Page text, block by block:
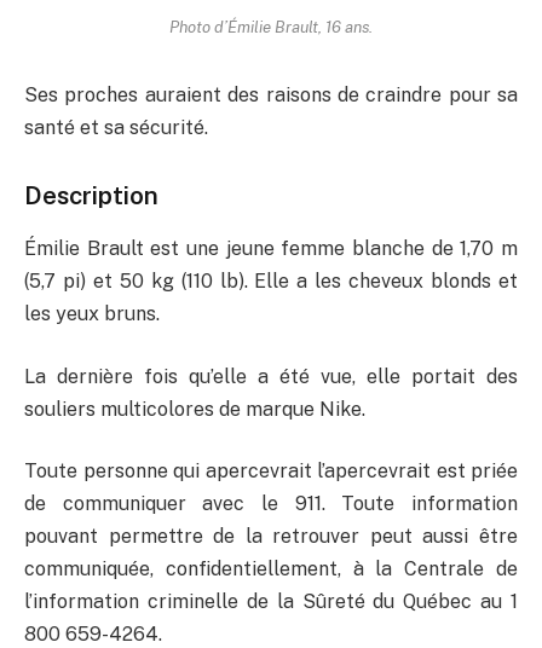
Photo d’Émilie Brault, 16 ans.
Ses proches auraient des raisons de craindre pour sa
santé et sa sécurité.
Description
Émilie Brault est une jeune femme blanche de 1,70 m
(5,7 pi) et 50 kg (110 lb). Elle a les cheveux blonds et
les yeux bruns.
La dernière fois qu’elle a été vue, elle portait des
souliers multicolores de marque Nike.
Toute personne qui apercevrait l’apercevrait est priée
de communiquer avec le 911. Toute information
pouvant permettre de la retrouver peut aussi être
communiquée, confidentiellement, à la Centrale de
l’information criminelle de la Sûreté du Québec au 1
800 659-4264.